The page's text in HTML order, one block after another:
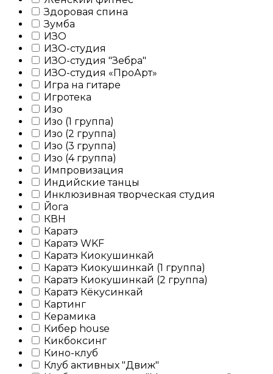
Здоровая спина
Зумба
ИЗО
ИЗО-студия
ИЗО-студия "Зебра"
ИЗО-студия «ПроАрт»
Игра на гитаре
Игротека
Изо
Изо (1 группа)
Изо (2 группа)
Изо (3 группа)
Изо (4 группа)
Импровизация
Индийские танцы
Инклюзивная творческая студия
Йога
КВН
Каратэ
Каратэ WKF
Каратэ Киокушинкай
Каратэ Киокушинкай (1 группа)
Каратэ Киокушинкай (2 группа)
Каратэ Кёкусинкай
Картинг
Керамика
Кибер house
Кикбоксинг
Кино-клуб
Клуб активных "Движ"